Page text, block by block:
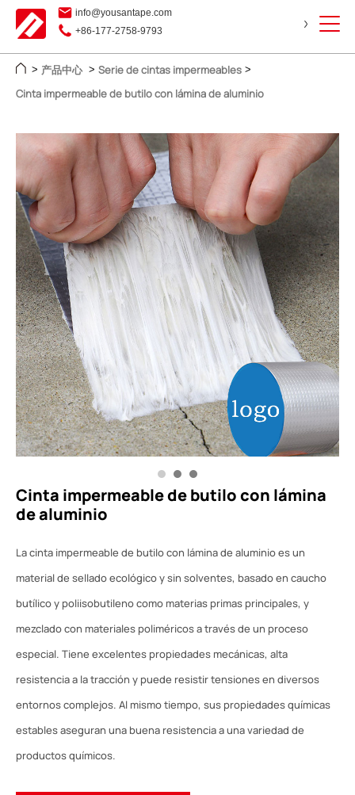
info@yousantape.com
+86-177-2758-9793
> 产品中心 > Serie de cintas impermeables >
Cinta impermeable de butilo con lámina de aluminio
Cinta impermeable de butilo con lámina
de aluminio
La cinta impermeable de butilo con lámina de aluminio es un
material de sellado ecológico y sin solventes, basado en caucho
butílico y poliisobutileno como materias primas principales, y
mezclado con materiales poliméricos a través de un proceso
especial. Tiene excelentes propiedades mecánicas, alta
resistencia a la tracción y puede resistir tensiones en diversos
entornos complejos. Al mismo tiempo, sus propiedades químicas
estables aseguran una buena resistencia a una variedad de
productos químicos.